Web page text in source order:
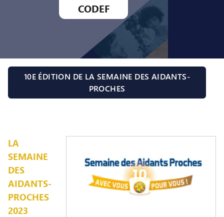
CODEF
10E ÉDITION DE LA SEMAINE DES AIDANTS-
PROCHES
LA
SEMAINE
DES
AIDANTS-
PROCHES
2023